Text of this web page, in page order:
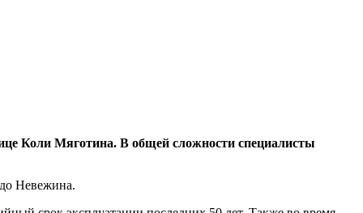
Коли Мяготина. В общей сложности специалисты
Невежина.